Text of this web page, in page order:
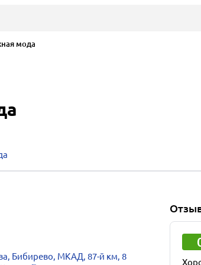
мода
Бибирево, МКАД, 87-й км, 8